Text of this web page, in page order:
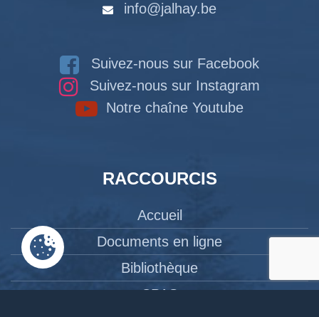
info@jalhay.be
Suivez-nous sur Facebook
Suivez-nous sur Instagram
Notre chaîne Youtube
RACCOURCIS
Accueil
Documents en ligne
Bibliothèque
CPAS